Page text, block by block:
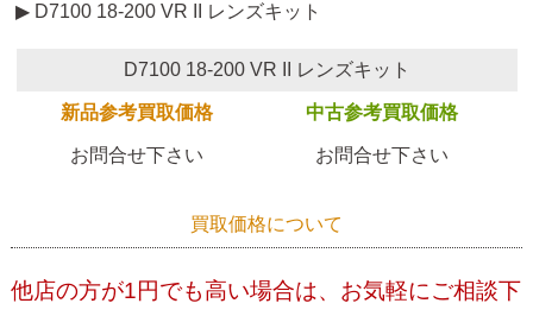
▶ D7100 18-200 VR II レンズキット
D7100 18-200 VR II レンズキット
新品参考買取価格 中古参考買取価格
お問合せ下さい お問合せ下さい
買取価格について
他店の方が1円でも高い場合は、お気軽にご相談下